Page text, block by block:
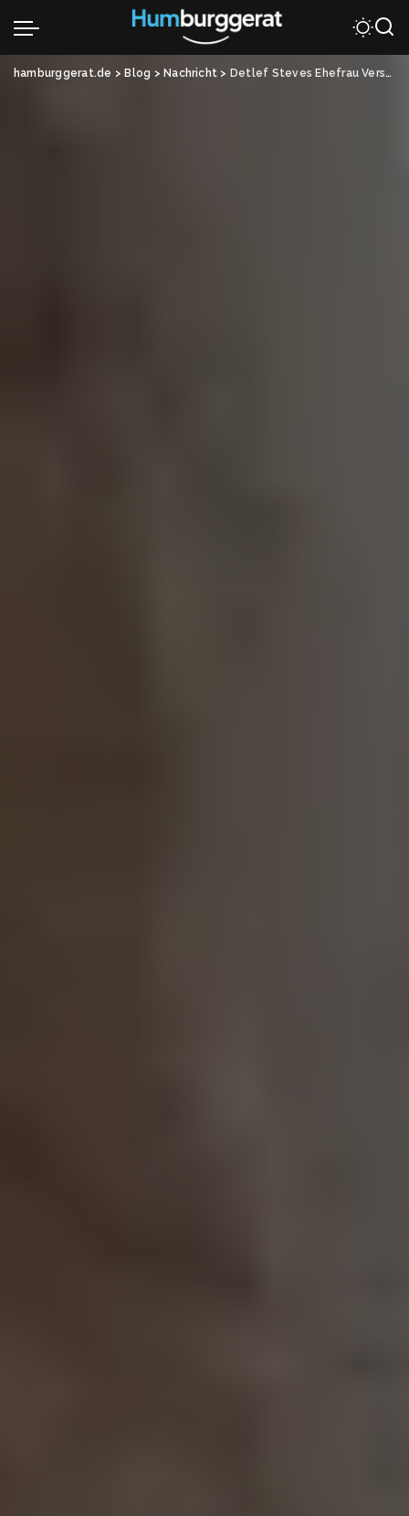
hamburggerat.de > Blog > Nachricht > Detlef Steves Ehefrau Verstorben – Was wirklich bekannt ist